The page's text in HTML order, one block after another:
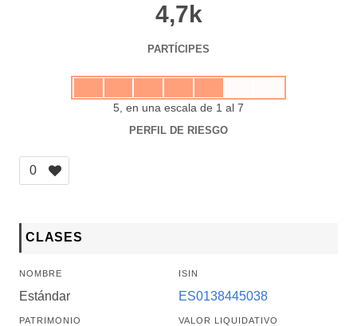
4,7k
PARTÍCIPES
5, en una escala de 1 al 7
PERFIL DE RIESGO
0
CLASES
NOMBRE
Estándar
ISIN
ES0138445038
PATRIMONIO VALOR LIQUIDATIVO